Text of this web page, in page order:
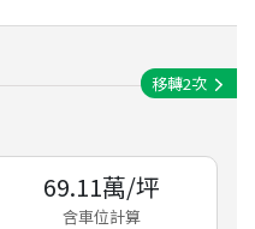
移轉2次
69.11萬/坪
含車位計算